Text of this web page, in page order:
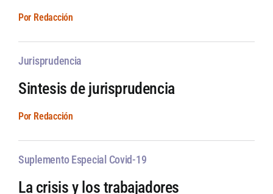
Por Redacción
Jurisprudencia
Sintesis de jurisprudencia
Por Redacción
Suplemento Especial Covid-19
La crisis y los trabajadores